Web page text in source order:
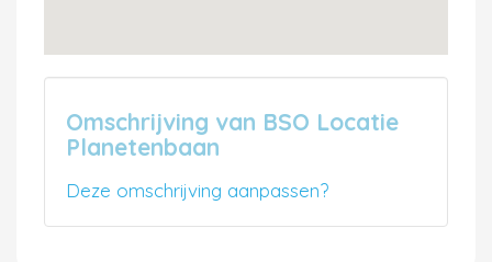
Omschrijving van BSO Locatie
Planetenbaan
Deze omschrijving aanpassen?